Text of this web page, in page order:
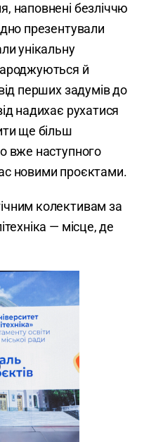
наповнені безліччю
презентували
унікальну
й
перших задумів до
надихає рухатися
ще більш
вже наступного
новими проєктами.
колективам за
— місце, де